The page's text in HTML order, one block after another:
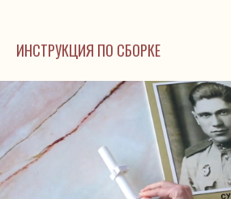
ИНСТРУКЦИЯ ПО СБОРКЕ